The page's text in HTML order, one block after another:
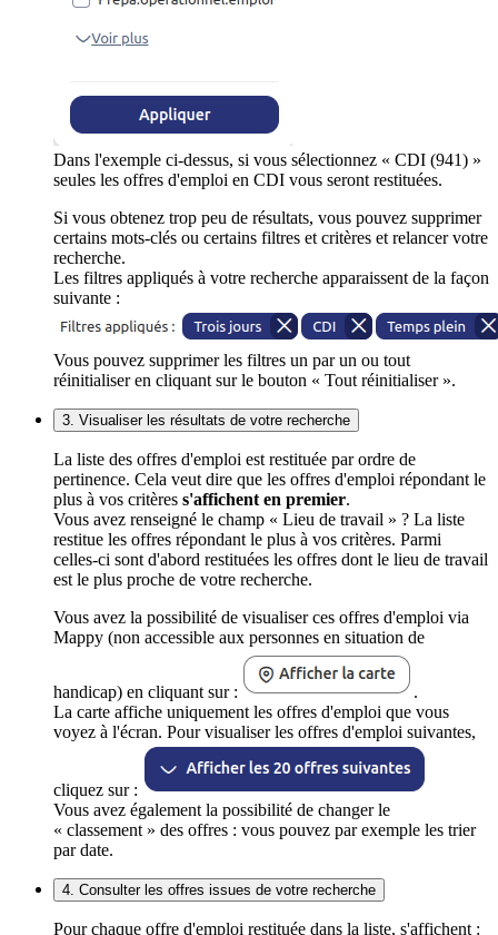
Dans l'exemple ci-dessus, si vous sélectionnez « CDI (941) »
seules les offres d'emploi en CDI vous seront restituées.
Si vous obtenez trop peu de résultats, vous pouvez supprimer
certains mots-clés ou certains filtres et critères et relancer votre
recherche.
Les filtres appliqués à votre recherche apparaissent de la façon
suivante :
Vous pouvez supprimer les filtres un par un ou tout
réinitialiser en cliquant sur le bouton « Tout réinitialiser ».
3. Visualiser les résultats de votre recherche
La liste des offres d'emploi est restituée par ordre de
pertinence. Cela veut dire que les offres d'emploi répondant le
plus à vos critères s'affichent en premier.
Vous avez renseigné le champ « Lieu de travail » ? La liste
restitue les offres répondant le plus à vos critères. Parmi
celles-ci sont d'abord restituées les offres dont le lieu de travail
est le plus proche de votre recherche.
Vous avez la possibilité de visualiser ces offres d'emploi via
Mappy (non accessible aux personnes en situation de
handicap) en cliquant sur :
.
La carte affiche uniquement les offres d'emploi que vous
voyez à l'écran. Pour visualiser les offres d'emploi suivantes,
cliquez sur :
Vous avez également la possibilité de changer le
« classement » des offres : vous pouvez par exemple les trier
par date.
4. Consulter les offres issues de votre recherche
Pour chaque offre d'emploi restituée dans la liste, s'affichent :